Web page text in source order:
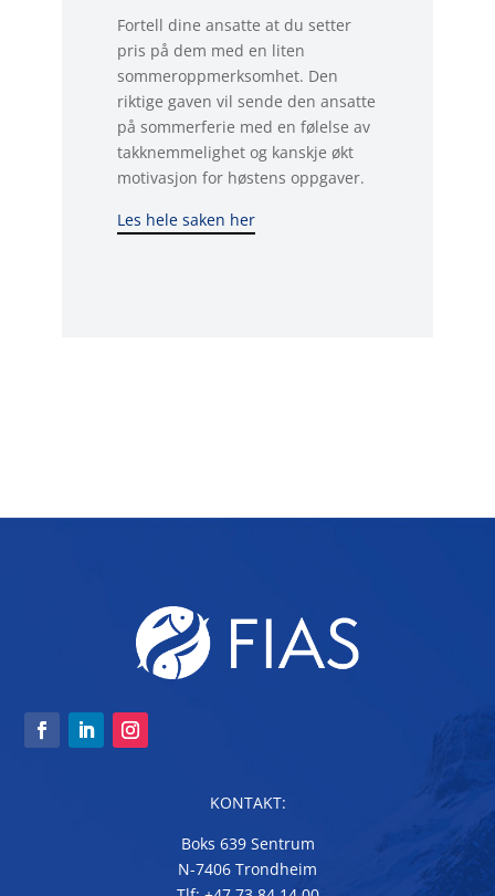
Fortell dine ansatte at du setter
pris på dem med en liten
sommeroppmerksomhet. Den
riktige gaven vil sende den ansatte
på sommerferie med en følelse av
takknemmelighet og kanskje økt
motivasjon for høstens oppgaver.
Les hele saken her
KONTAKT:
Boks 639 Sentrum
N-7406 Trondheim